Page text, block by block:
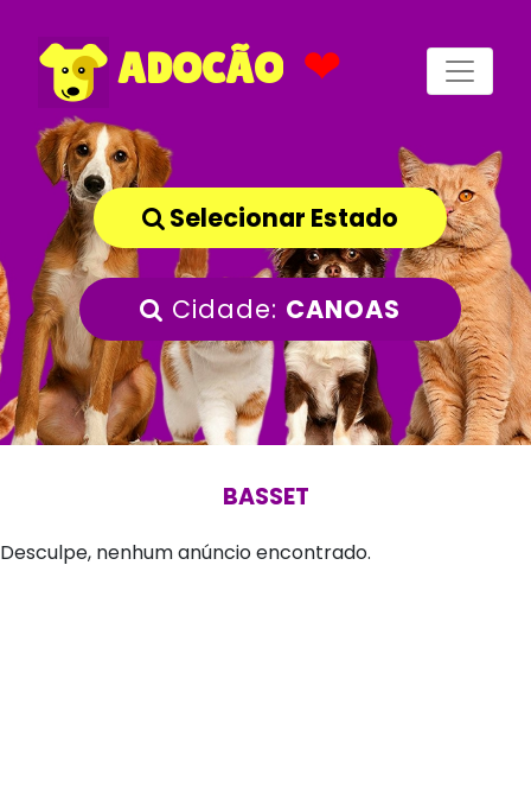
ADOCÃO ❤
Selecionar Estado
Cidade: CANOAS
BASSET
Desculpe, nenhum anúncio encontrado.